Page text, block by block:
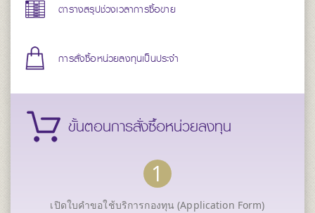
ตารางสรุปช่วงเวลาการซื้อขาย
การสั่งซื้อหน่วยลงทุนเป็นประจำ
ขั้นตอนการสั่งซื้อหน่วยลงทุน
1
เปิดใบคำขอใช้บริการกองทุน (Application Form)